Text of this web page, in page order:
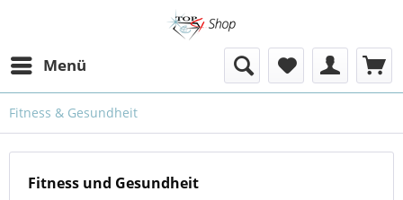
Menü
Fitness & Gesundheit
Fitness und Gesundheit